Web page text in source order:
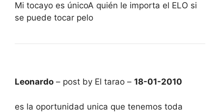
Mi tocayo es únicoA quién le importa el ELO si
se puede tocar pelo
Leonardo – post by El tarao – 18-01-2010
es la oportunidad unica que tenemos toda